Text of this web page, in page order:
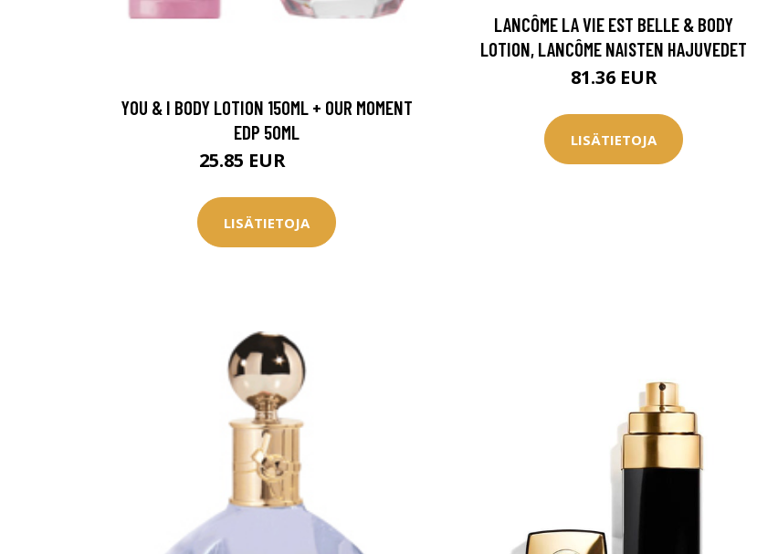
YOU & I BODY LOTION 150ML + OUR MOMENT
EDP 50ML
25.85 EUR
LISÄTIETOJA
LANCÔME LA VIE EST BELLE & BODY
LOTION, LANCÔME NAISTEN HAJUVEDET
81.36 EUR
LISÄTIETOJA
Kaikki IdealofMeDin tuotteet -20 %!
Saat myös -200 € toimenpiteistä, kun
konsultaation.